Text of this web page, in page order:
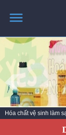
TRANG CHỦ
GIỚI THIỆU
THÔNG TIN SẢN
TIN TỨC
LIÊN HỆ
Hóa chất vệ sinh làm